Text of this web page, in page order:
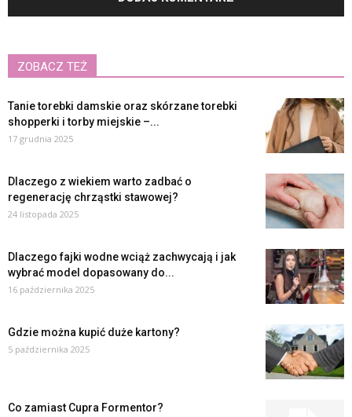
ZOBACZ TEŻ
Tanie torebki damskie oraz skórzane torebki
shopperki i torby miejskie –...
17 grudnia 2025
Dlaczego z wiekiem warto zadbać o
regenerację chrząstki stawowej?
24 listopada 2025
Dlaczego fajki wodne wciąż zachwycają i jak
wybrać model dopasowany do...
16 października 2025
Gdzie można kupić duże kartony?
5 października 2025
Co zamiast Cupra Formentor?